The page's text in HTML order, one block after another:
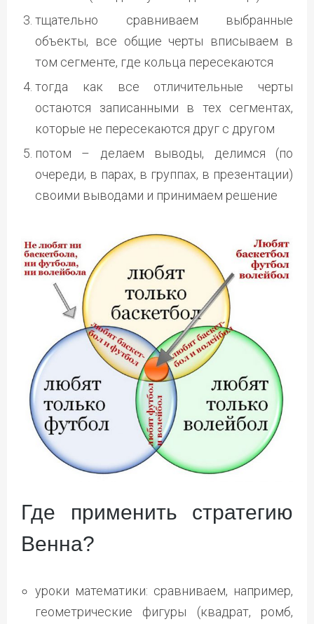
тщательно сравниваем выбранные
объекты, все общие черты вписываем в
том сегменте, где кольца пересекаются
тогда как все отличительные черты
остаются записанными в тех сегментах,
которые не пересекаются друг с другом
потом – делаем выводы, делимся (по
очереди, в парах, в группах, в презентации)
своими выводами и принимаем решение
Где применить стратегию
Венна?
уроки математики: сравниваем, например,
геометрические фигуры (квадрат, ромб,